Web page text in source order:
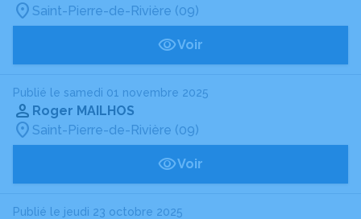
Saint-Pierre-de-Rivière (09)
Voir
Publié le samedi 01 novembre 2025
Roger MAILHOS
Saint-Pierre-de-Rivière (09)
Voir
Publié le jeudi 23 octobre 2025